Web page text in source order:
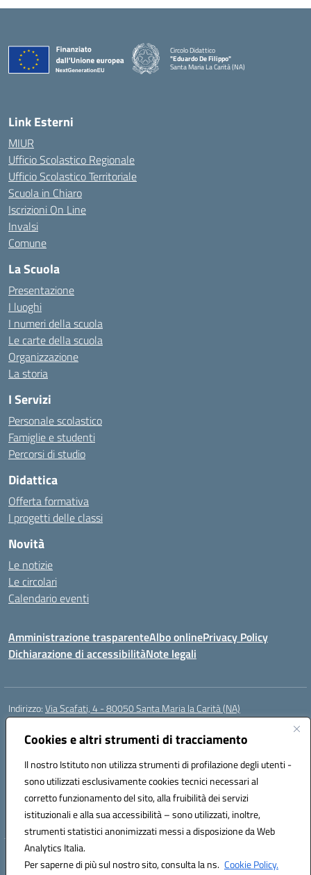
Cookies e altri strumenti di tracciamento
Il nostro Istituto non utilizza strumenti di profilazione degli utenti -
sono utilizzati esclusivamente cookies tecnici necessari al
corretto funzionamento del sito, alla fruibilità dei servizi
istituzionali e alla sua accessibilità – sono utilizzati, inoltre,
strumenti statistici anonimizzati messi a disposizione da Web
Analytics Italia.
Per saperne di più sul nostro sito, consulta la ns. Cookie Policy.
Circolo Didattico
"Eduardo De Filippo"
Santa Maria La Carità (NA)
Link Esterni
MIUR
Ufficio Scolastico Regionale
Ufficio Scolastico Territoriale
Scuola in Chiaro
Iscrizioni On Line
Invalsi
Comune
La Scuola
Presentazione
I luoghi
I numeri della scuola
Le carte della scuola
Organizzazione
La storia
I Servizi
Personale scolastico
Famiglie e studenti
Percorsi di studio
Didattica
Offerta formativa
I progetti delle classi
Novità
Le notizie
Le circolari
Calendario eventi
Amministrazione trasparenteAlbo onlinePrivacy Policy
Dichiarazione di accessibilitàNote legali
Indirizzo:Via Scafati, 4 - 80050 Santa Maria la Carità (NA)
Centralino:
Posta elettronica certificata (PEC):NAEE21900T@pec.istruzione.it
Codice fiscale: 90016250632
Codice meccanografico:NAEE21900T
Codice Indice delle Pubbliche Amministrazioni (IPA): istsc_naee21900t
Codice unico di fatturazione (CUF): UFZ0X6
Hosting & Powered by 3D Solution S.r.l.